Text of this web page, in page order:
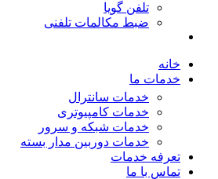
تلفن گویا
ضبط مکالمات تلفنی
خانه
خدمات ما
خدمات سانترال
خدمات کامپیوتری
خدمات شبکه و سرور
خدمات دوربین مدار بسته
تعرفه خدمات
تماس با ما